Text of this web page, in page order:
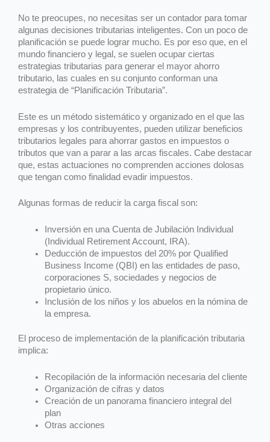
No te preocupes, no necesitas ser un contador para tomar
algunas decisiones tributarias inteligentes. Con un poco de
planificación se puede lograr mucho. Es por eso que, en el
mundo financiero y legal, se suelen ocupar ciertas
estrategias tributarias para generar el mayor ahorro
tributario, las cuales en su conjunto conforman una
estrategia de “Planificación Tributaria”.
Este es un método sistemático y organizado en el que las
empresas y los contribuyentes, pueden utilizar beneficios
tributarios legales para ahorrar gastos en impuestos o
tributos que van a parar a las arcas fiscales. Cabe destacar
que, estas actuaciones no comprenden acciones dolosas
que tengan como finalidad evadir impuestos.
Algunas formas de reducir la carga fiscal son:
Inversión en una Cuenta de Jubilación Individual
(Individual Retirement Account, IRA).
Deducción de impuestos del 20% por Qualified
Business Income (QBI) en las entidades de paso,
corporaciones S, sociedades y negocios de
propietario único.
Inclusión de los niños y los abuelos en la nómina de
la empresa.
El proceso de implementación de la planificación tributaria
implica:
Recopilación de la información necesaria del cliente
Organización de cifras y datos
Creación de un panorama financiero integral del
plan
Otras acciones